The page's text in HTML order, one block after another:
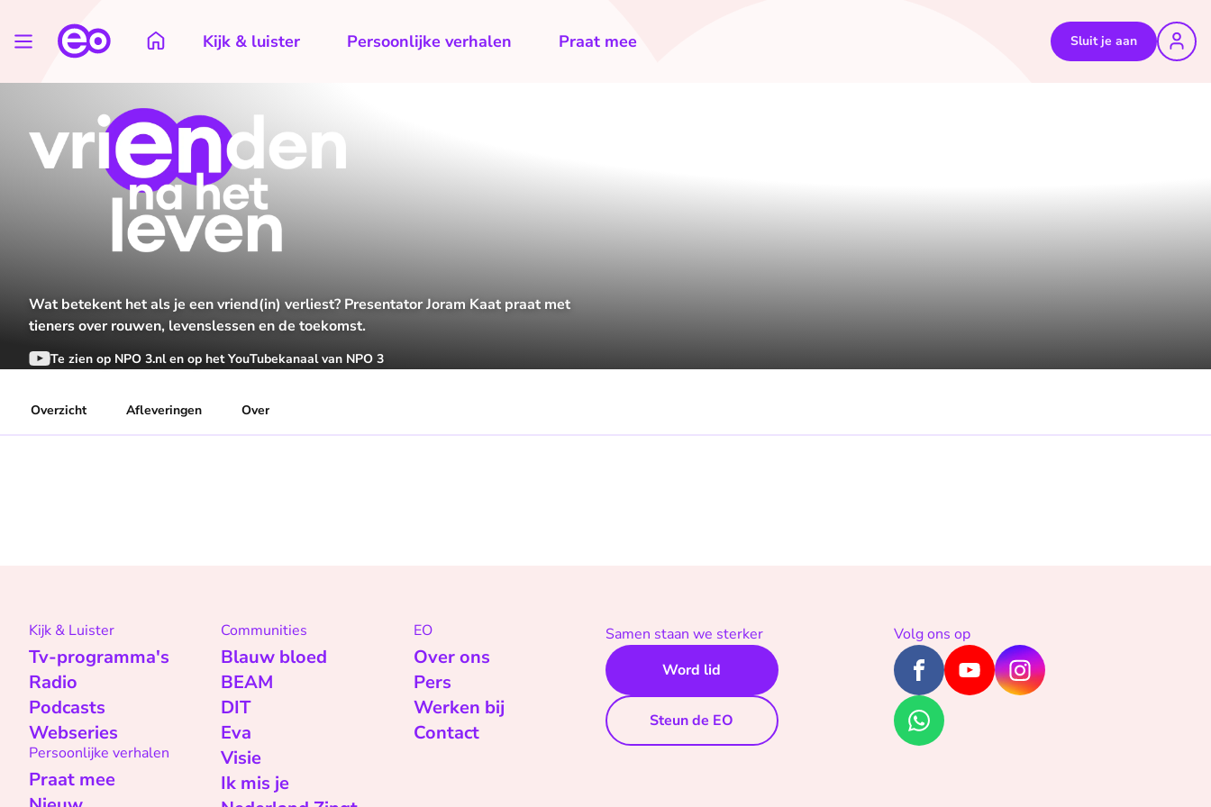
Kijk & luister Persoonlijke verhalen Praat mee Sluit je aan
Wat betekent het als je een vriend(in) verliest? Presentator Joram Kaat praat met
tieners over rouwen, levenslessen en de toekomst.
Te zien op NPO 3.nl en op het YouTubekanaal van NPO 3
Overzicht Afleveringen Over
Kijk & Luister
Tv-programma's
Radio
Podcasts
Webseries
Persoonlijke verhalen
Praat mee
Communities
Blauw bloed
BEAM
DIT
Eva
Visie
Ik mis je
EO
Over ons
Pers
Werken bij
Contact
Samen staan we sterker
Word lid
Steun de EO
Volg ons op